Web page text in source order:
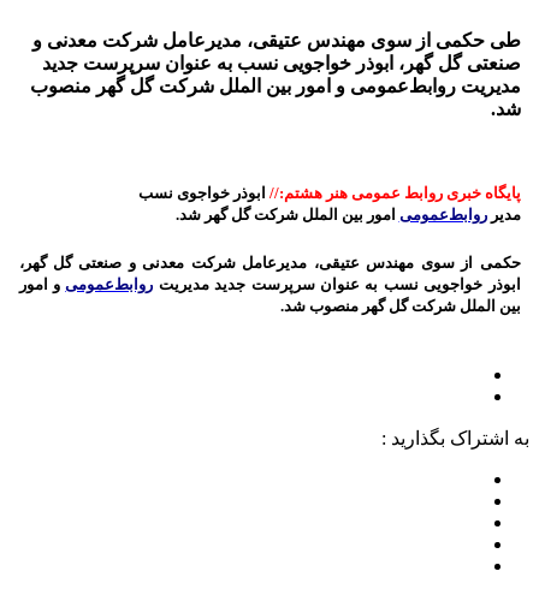
طی حکمی از سوی مهندس عتیقی، مدیرعامل شرکت معدنی و
صنعتی گل گهر، ابوذر خواجویی نسب به عنوان سرپرست جدید
مدیریت روابط‌عمومی‌ و امور بین الملل شرکت گل گهر منصوب
شد.
پایگاه خبری روابط عمومی هنر هشتم:// ابوذر خواجوی نسب
مدیرروابط‌عمومی ‌ امور بین الملل شرکت گل گهر شد.
حکمی از سوی مهندس عتیقی، مدیرعامل شرکت معدنی و صنعتی گل گهر،
ابوذر خواجویی نسب به عنوان سرپرست جدید مدیریت روابط‌عمومی‌ و امور
بین الملل شرکت گل گهر منصوب شد.
به اشتراک بگذارید :